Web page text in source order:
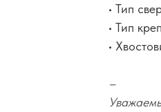
• Тип
• Тип
•
–